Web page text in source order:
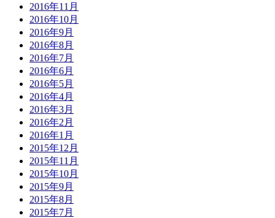
2016年11月
2016年10月
2016年9月
2016年8月
2016年7月
2016年6月
2016年5月
2016年4月
2016年3月
2016年2月
2016年1月
2015年12月
2015年11月
2015年10月
2015年9月
2015年8月
2015年7月